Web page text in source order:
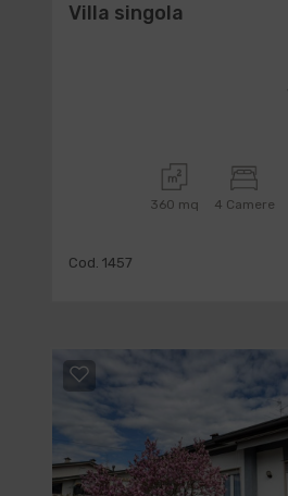
Villa singola
360 mq 4 Camere
Cod. 1457